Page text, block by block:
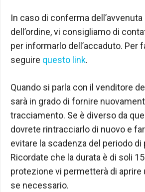
In caso di conferma
dell’ordine, vi consigliamo di
per informarlo dell’accaduto. Per
seguire questo link.
Quando si parla con il venditore
sarà in grado di fornire
tracciamento. Se è diverso da
dovrete rintracciarlo di nuovo e
evitare la scadenza del periodo di
Ricordate che la durata è di soli
protezione vi permetterà di aprire
se necessario.